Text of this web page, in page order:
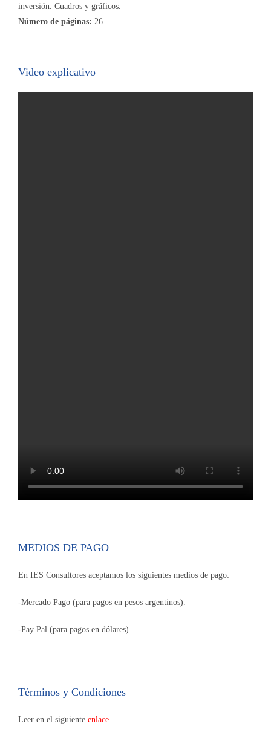
inversión. Cuadros y gráficos.
Número de páginas: 26.
Video explicativo
MEDIOS DE PAGO
En IES Consultores aceptamos los siguientes medios de pago:
-Mercado Pago (para pagos en pesos argentinos).
-Pay Pal (para pagos en dólares).
Términos y Condiciones
Leer en el siguiente enlace